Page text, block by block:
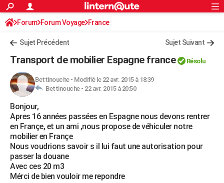
ACTUALITÉS
Politique
Société
Faits Divers
Education
Monde
Villes
+
FINANCE
Retraite
Impôts
Epargne
Immobilier
Risques naturels par ville
Banque
Assurance
Crédit
AUTO
Essais
Réserver un essai
Citadines
Berlines
SUV
Forum auto
+HIGH-TECH
Mobiles
Meilleur smartphone
Internet
Ordinateurs
Jeux vidéo
Guide high-tech
+BRICOLAGE
Forum
Aménagement intérieur
Extérieur
Cuisine
Salle de bains
Jardinage
Rangement
WEEK-END
Guides de France
Escapades
Patrimoine
Expositions
Musées
Week-end nature
+LIFESTYLE
S'inscrire
Connexion
Forum Forum Voyage France
Sujet Précédent Sujet Suivant
Transport de mobilier Espagne france Résolu
Bettinouche- Modifié le 22 avr. 2015 à 18:39
Bettinouche - 22 avr. 2015 à 20:50
Bonjour,
Apres 16 années passées en Espagne nous devons rentrer
en Françe, et un ami ,nous propose de véhiculer notre
mobilier en Françe
Nous voudrions savoir s il lui faut une autorisation pour
passer la douane
Avec ces 20 m3
Mérci de bien vouloir me repondre